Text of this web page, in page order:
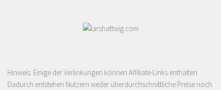
Hinweis: Einige der Verlinkungen können Affiliate-Links enthalten.
Dadurch entstehen Nutzern weder überdurchschnittliche Preise noch